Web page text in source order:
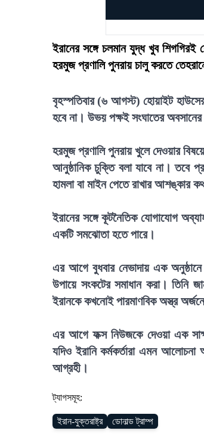
ইরানের সঙ্গে চলমান যুদ্ধ খুব শিগগিরই
হরমুজ প্রণালি পুনরায় চালু করতে
বৃহস্পতিবার (৬ আগস্ট) হোয়াইট হাউসের
হবে না। উভয় পক্ষই সংঘাতের
হরমুজ প্রণালি পুনরায় খুলে দেওয়ার
আনুষ্ঠানিক চুক্তি বলা যাবে না। তবে
হামলা বা মাইন পেতে রাখার আশঙ্কার
ইরানের সঙ্গে কূটনৈতিক যোগাযোগ
একটি সমঝোতা হতে পারে।
এর আগে বুধবার নেভাদায় এক অনুষ্ঠানে
উপায়ে সংকটের সমাধান করা। তিনি
ইরানকে কখনোই পারমাণবিক অস্ত্র
এর আগে ফক্স নিউজকে দেওয়া এক
যদিও ইরানি কর্মকর্তারা এমন
আগ্রহী।
ট্যাগসমূহ:
ইরান-যুক্তরাষ্ট্র ডোনাল্ড ট্রাম্প